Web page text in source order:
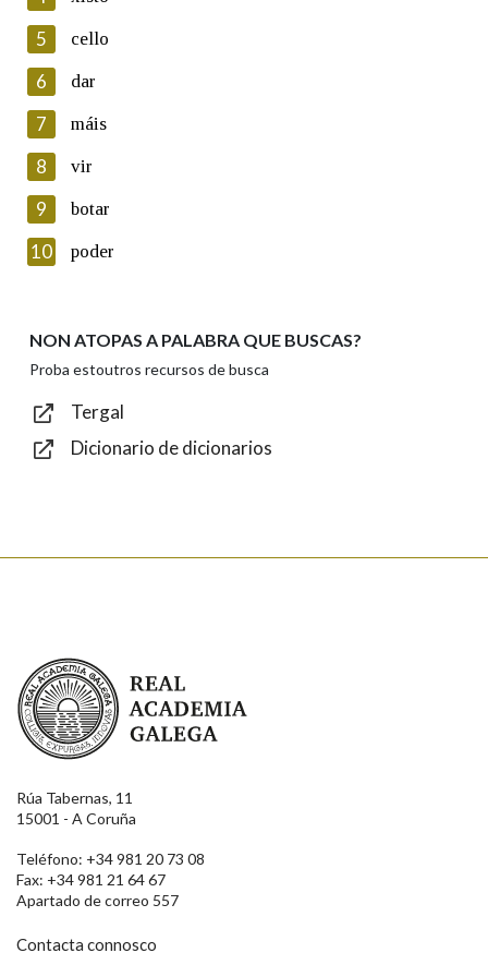
Lin e acepto as condicións da política de
Introduce o código que aparece na imaxe:
Texto de verificación
Enviar
5 cello
6 dar
7 máis
8 vir
9 botar
10 poder
NON ATOPAS A PALABRA QUE BUSCAS?
Proba estoutros recursos de busca
Tergal
Dicionario de dicionarios
Real Academia Galega
Rúa Tabernas, 11
15001 - A Coruña
Teléfono: +34 981 20 73 08
Fax: +34 981 21 64 67
Apartado de correo 557
Contacta connosco